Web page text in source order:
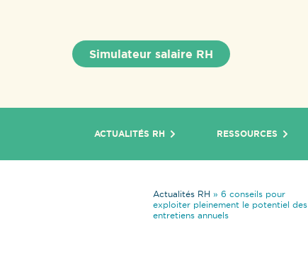
Simulateur salaire RH
ACTUALITÉS RH RESSOURCES
Actualités RH » 6 conseils pour
exploiter pleinement le potentiel des
entretiens annuels